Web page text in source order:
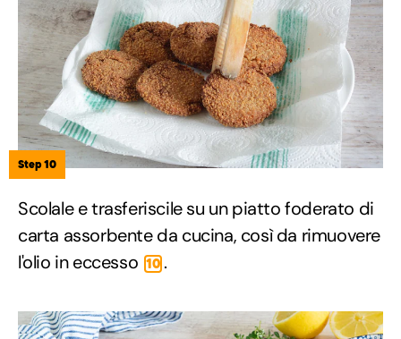
Step 10
Scolale e trasferiscile su un piatto foderato di
carta assorbente da cucina, così da rimuovere
l'olio in eccesso 10 .